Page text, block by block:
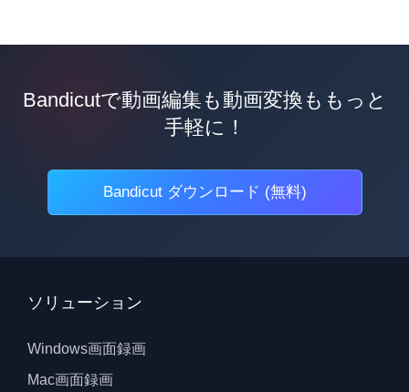
Bandicutで動画編集も動画変換ももっと
手軽に！
Bandicut ダウンロード (無料)
ソリューション
Windows画面録画
Mac画面録画